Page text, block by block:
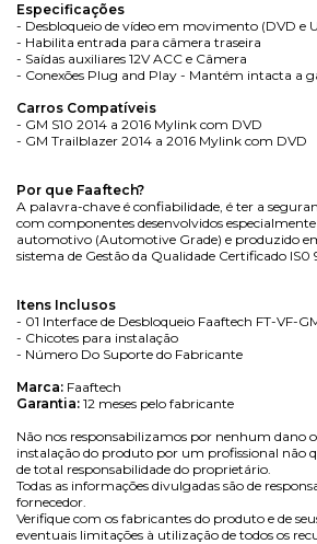
Especificações
- Desbloqueio de vídeo em movimento (DVD e
- Habilita entrada para câmera traseira
- Saídas auxiliares 12V ACC e Câmera
- Conexões Plug and Play - Mantém intacta a
Carros Compatíveis
- GM S10 2014 a 2016 Mylink com DVD
- GM Trailblazer 2014 a 2016 Mylink com DVD
Por que Faaftech?
A palavra-chave é confiabilidade, é ter a
com componentes desenvolvidos
automotivo (Automotive Grade) e produzido
sistema de Gestão da Qualidade Certificado IS0
Itens Inclusos
- 01 Interface de Desbloqueio Faaftech FT-VF-
- Chicotes para instalação
- Número Do Suporte do Fabricante
Marca: Faaftech
Garantia: 12 meses pelo fabricante
Não nos responsabilizamos por nenhum dano
instalação do produto por um profissional não
de total responsabilidade do proprietário.
Todas as informações divulgadas são de
fornecedor.
Verifique com os fabricantes do produto e de
eventuais limitações à utilização de todos os